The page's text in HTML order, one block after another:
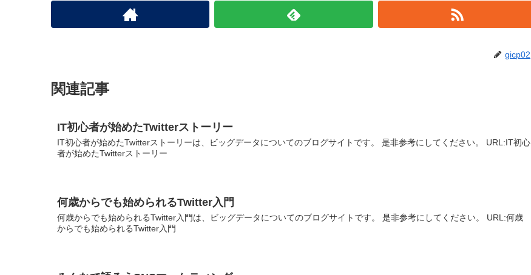
gicp02
関連記事
IT初心者が始めたTwitterストーリー
IT初心者が始めたTwitterストーリーは、ビッグデータについてのブログサイトです。 是非参考にしてください。 URL:IT初心
者が始めたTwitterストーリー
何歳からでも始められるTwitter入門
何歳からでも始められるTwitter入門は、ビッグデータについてのブログサイトです。 是非参考にしてください。 URL:何歳
からでも始められるTwitter入門